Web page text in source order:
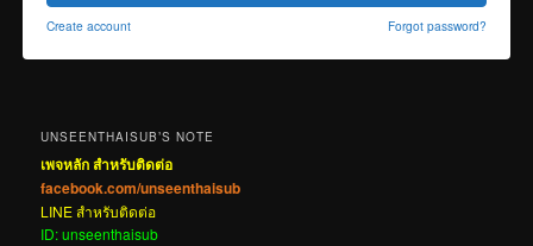
Create account Forgot password?
UNSEENTHAISUB’S NOTE
เพจหลัก สำหรับติดต่อ
facebook.com/unseenthaisub
LINE สำหรับติดต่อ
ID: unseenthaisub